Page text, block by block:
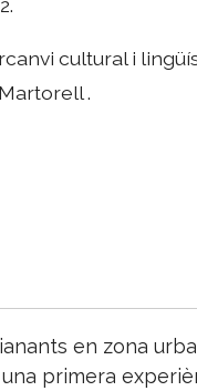
cultural i
.
en zona
primera